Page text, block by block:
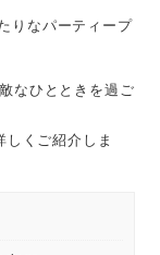
りなパーティープ
なひとときを過ご
くご紹介しま